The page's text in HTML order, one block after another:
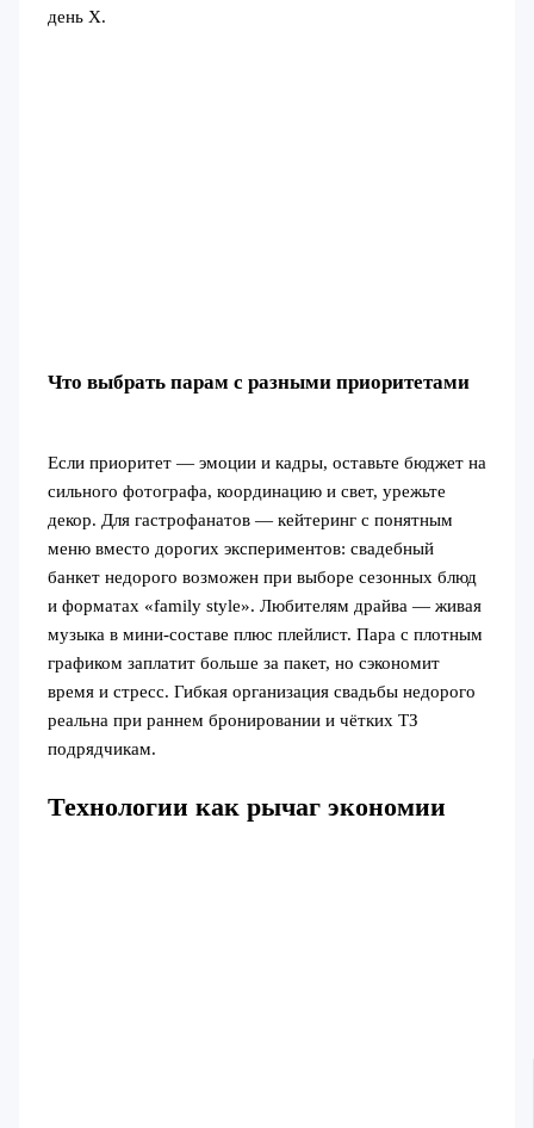
день Х.
Что выбрать парам с разными приоритетами
Если приоритет — эмоции и кадры, оставьте бюджет на
сильного фотографа, координацию и свет, урежьте
декор. Для гастрофанатов — кейтеринг с понятным
меню вместо дорогих экспериментов: свадебный
банкет недорого возможен при выборе сезонных блюд
и форматах «family style». Любителям драйва — живая
музыка в мини-составе плюс плейлист. Пара с плотным
графиком заплатит больше за пакет, но сэкономит
время и стресс. Гибкая организация свадьбы недорого
реальна при раннем бронировании и чётких ТЗ
подрядчикам.
Технологии как рычаг экономии